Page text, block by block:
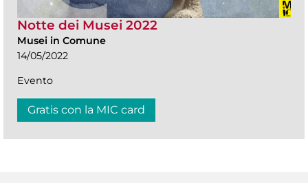
Notte dei Musei 2022
Musei in Comune
14/05/2022
Evento
Gratis con la MIC card